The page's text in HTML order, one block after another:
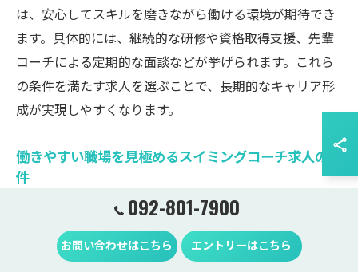
は、安心してスキルを磨きながら働ける環境が期待でき
ます。具体的には、継続的な研修や資格取得支援、先輩
コーチによる定期的な面談などが挙げられます。これら
の条件を満たす求人を選ぶことで、長期的なキャリア形
成が実現しやすくなります。
働きやすい職場を見極めるスイミングコーチ求人の条
件
働きやすい職場を選ぶ際は、雇用形態やシフトの柔軟
性、職場環境の良さをチェックすることが大切です。な
ぜなら、これらの条件が日々の働きやすさやワークライ
092-801-7900
お問い合わせはこちら エントリーはこちら